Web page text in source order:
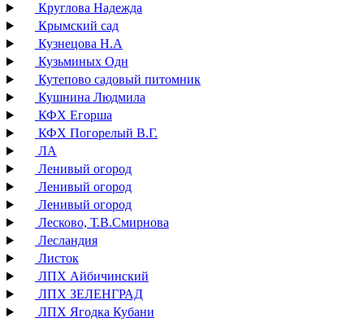
Круглова Надежда
Крымский сад
Кузнецова Н.А
Кузьминых Одн
Кутепово садовый питомник
Кушнина Людмила
КФХ Егорша
КФХ Погорелый В.Г.
ЛА
Ленивый огород
Ленивый огород
Ленивый огород
Лесково, Т.В.Смирнова
Лесландия
Листок
ЛПХ Айбичинский
ЛПХ ЗЕЛЕНГРАД
ЛПХ Ягодка Кубани